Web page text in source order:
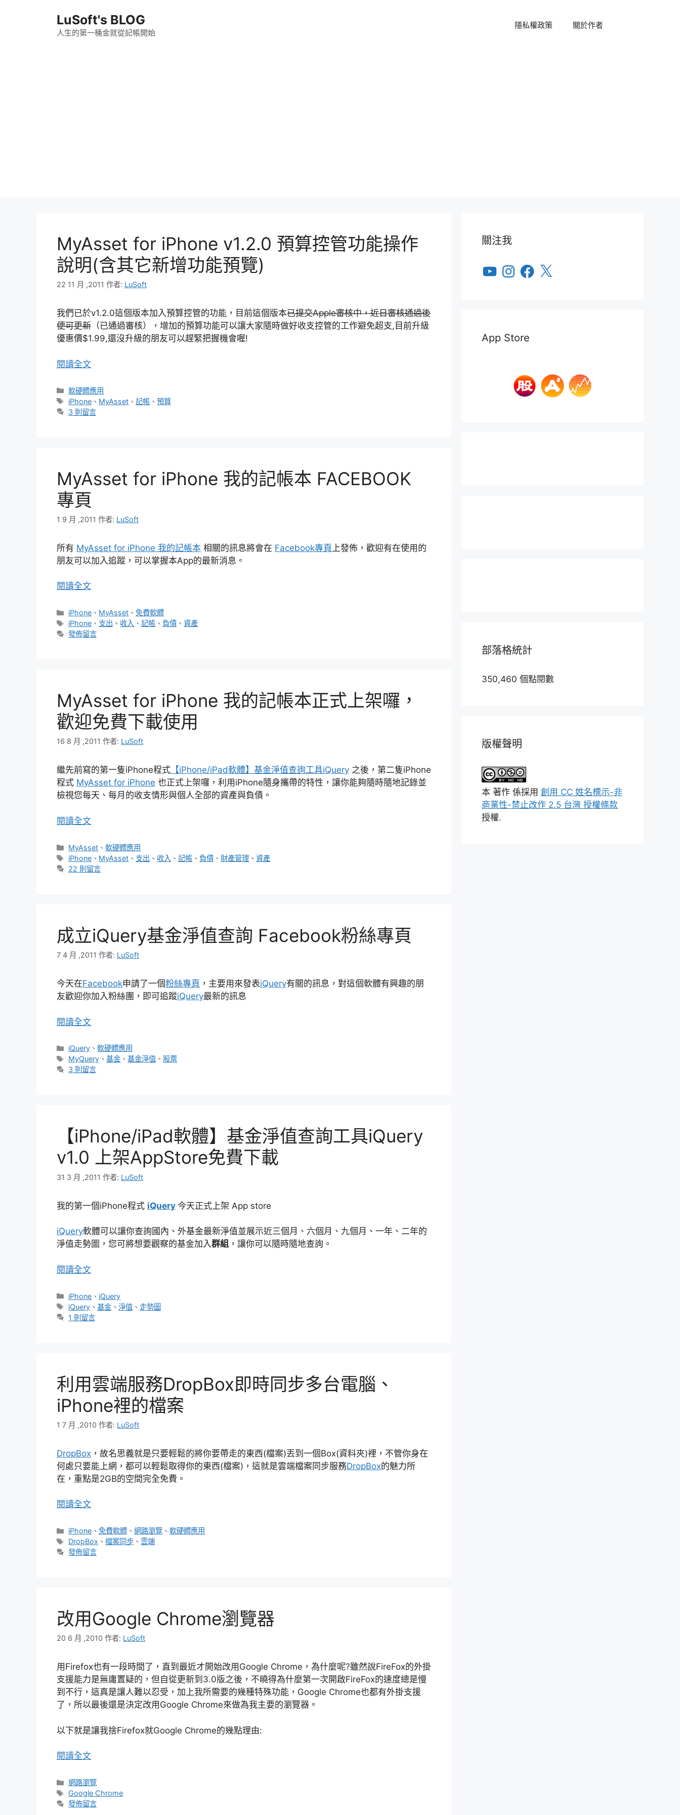
LuSoft's BLOG
人生的第一桶金就從記帳開始
隱私權政策 關於作者
MyAsset for iPhone v1.2.0 預算控管功能操作
說明(含其它新增功能預覽)
22 11 月 ,2011 作者: LuSoft
我們已於v1.2.0這個版本加入預算控管的功能，目前這個版本已提交Apple審核中，近日審核通過後
便可更新 （已通過審核），增加的預算功能可以讓大家隨時做好收支控管的工作避免超支,目前升級
優惠價$1.99,還沒升級的朋友可以趕緊把握機會喔!
閱讀全文
分
類
軟硬體應用
標
籤
iPhone 、 MyAsset 、記帳 、預算
3 則留言
MyAsset for iPhone 我的記帳本 FACEBOOK
專頁
1 9 月 ,2011 作者: LuSoft
所有 MyAsset for iPhone 我的記帳本 相關的訊息將會在 Facebook專頁 上發佈，歡迎有在使用的
朋友可以加入追蹤，可以掌握本App的最新消息。
閱讀全文
分
類
iPhone 、 MyAsset 、免費軟體
標
籤
iPhone 、 支出 、 收入 、記帳 、 負債 、資產
發佈留言
MyAsset for iPhone 我的記帳本正式上架囉，
歡迎免費下載使用
16 8 月 ,2011 作者: LuSoft
繼先前寫的第一隻iPhone程式 【iPhone/iPad軟體】基金淨值查詢工具iQuery 之後，第二隻iPhone
程式 MyAsset for iPhone 也正式上架囉，利用iPhone隨身攜帶的特性，讓你能夠隨時隨地記錄並
檢視您每天、每月的收支情形與個人全部的資產與負債。
閱讀全文
分
類
MyAsset 、軟硬體應用
標
籤
iPhone 、 MyAsset 、 支出 、 收入 、記帳 、 負債 、 財產管理 、資產
22 則留言
成立iQuery基金淨值查詢 Facebook粉絲專頁
7 4 月 ,2011 作者: LuSoft
今天在Facebook申請了一個粉絲專頁 ，主要用來發表iQuery有關的訊息，對這個軟體有興趣的朋
友歡迎你加入粉絲團，即可追蹤iQuery最新的訊息
閱讀全文
分
類
iQuery 、軟硬體應用
標
籤
MyQuery 、基金 、基金淨值 、 股票
3 則留言
【iPhone/iPad軟體】基金淨值查詢工具iQuery
v1.0 上架AppStore免費下載
31 3 月 ,2011 作者: LuSoft
我的第一個iPhone程式 iQuery 今天正式上架 App store
iQuery軟體可以讓你查詢國內、外基金最新淨值並展示近三個月、六個月、九個月、一年、二年的
淨值走勢圖，您可將想要觀察的基金加入群組 ，讓你可以隨時隨地查詢。
閱讀全文
分
類
iPhone 、 iQuery
標
籤
iQuery 、基金 、淨值 、 走勢圖
1 則留言
利用雲端服務DropBox即時同步多台電腦、
iPhone裡的檔案
1 7 月 ,2010 作者: LuSoft
DropBox ，故名思義就是只要輕鬆的將你要帶走的東西(檔案)丟到一個Box(資料夾)裡，不管你身在
何處只要能上網，都可以輕鬆取得你的東西(檔案)，這就是雲端檔案同步服務DropBox的魅力所
在，重點是2GB的空間完全免費。
閱讀全文
分
類
iPhone 、免費軟體 、網路瀏覽 、軟硬體應用
標
籤
DropBox 、檔案同步 、雲端
發佈留言
改用Google Chrome瀏覽器
20 6 月 ,2010 作者: LuSoft
用Firefox也有一段時間了，直到最近才開始改用Google Chrome，為什麼呢?雖然說FireFox的外掛
支援能力是無庸置疑的，但自從更新到3.0版之後，不曉得為什麼第一次開啟FireFox的速度總是慢
到不行，這真是讓人難以忍受，加上我所需要的幾種特殊功能，Google Chrome也都有外掛支援
了，所以最後還是決定改用Google Chrome來做為我主要的瀏覽器。
以下就是讓我捨Firefox就Google Chrome的幾點理由:
閱讀全文
分
類
網路瀏覽
標
籤
Google Chrome
發佈留言
關注我
YouTubeInstagramFacebook
X
App Store
部落格統計
350,460 個點閱數
版權聲明
本 著作 係採用 創用 CC 姓名標示-非
商業性-禁止改作 2.5 台灣 授權條款
授權.